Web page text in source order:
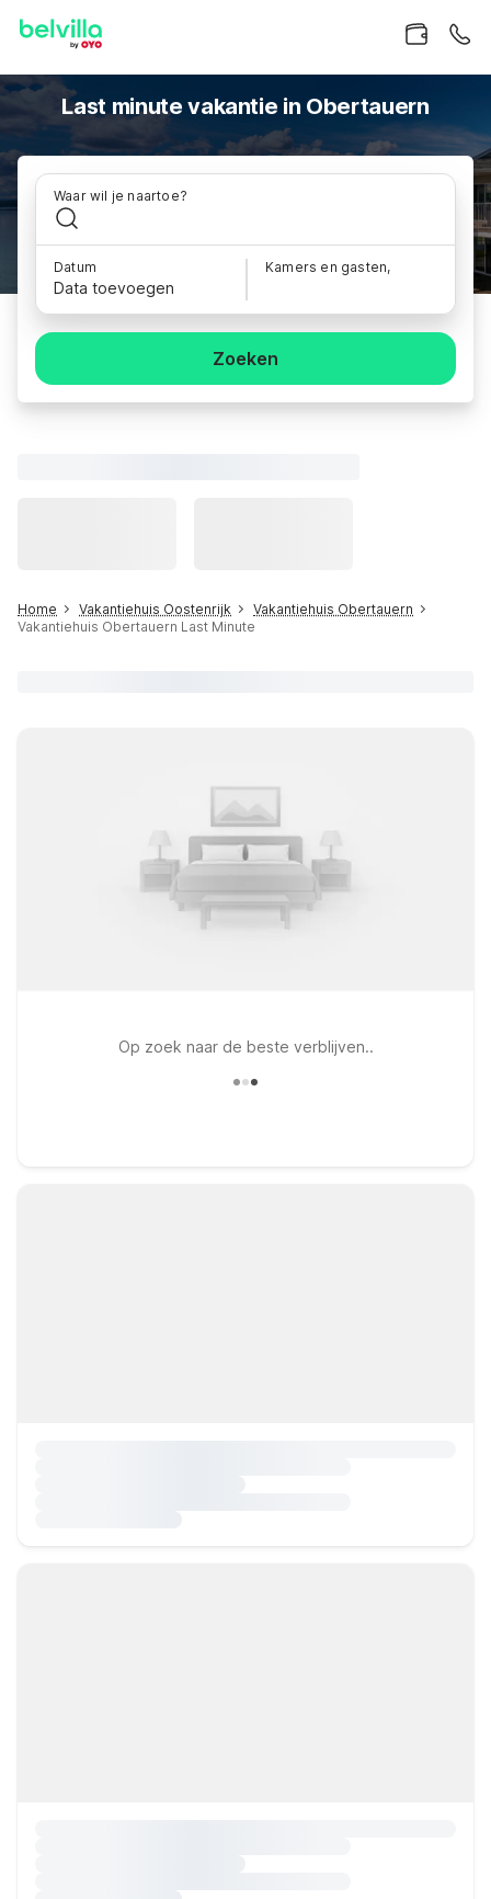
Last minute vakantie in Obertauern
Waar wil je naartoe?
Datum
Data toevoegen
Kamers en gasten,
Zoeken
Home Vakantiehuis Oostenrijk
Vakantiehuis Obertauern
Vakantiehuis Obertauern Last Minute
Op zoek naar de beste verblijven..